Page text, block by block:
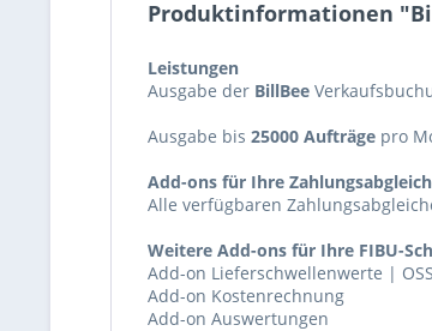
Produktinformationen
Leistungen
Ausgabe der BillBee
Ausgabe bis 25000 Aufträge pro
Add-ons für Ihre
Alle verfügbaren
Weitere Add-ons für Ihre FIBU-
Add-on Lieferschwellenwerte | OSS
Add-on Kostenrechnung
Add-on Auswertungen